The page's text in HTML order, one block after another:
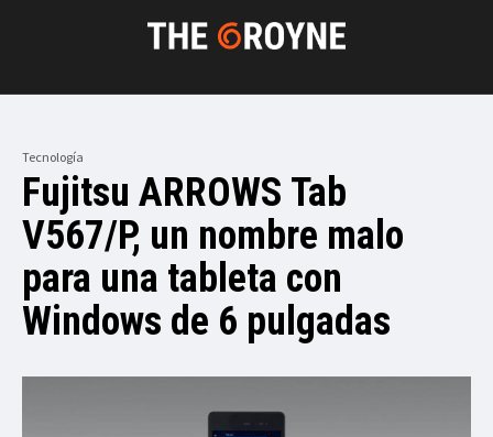
Tecnología
Fujitsu ARROWS Tab
V567/P, un nombre malo
para una tableta con
Windows de 6 pulgadas